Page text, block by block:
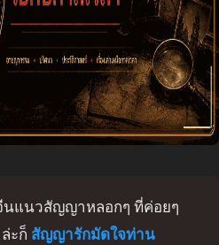
นแนวสัญญาหลอกๆ ที่ค่อยๆ
ะก็ สัญญารักมัดใจท่าน